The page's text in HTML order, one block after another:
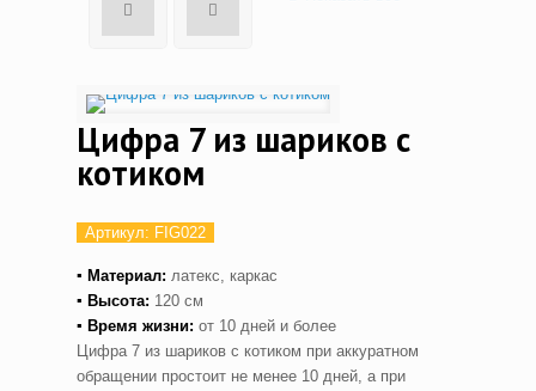
Цифра 7 из шариков с
котиком
Артикул: FIG022
▪ Материал: латекс, каркас
▪ Высота: 120 см
▪ Время жизни: от 10 дней и более
Цифра 7 из шариков с котиком при аккуратном
обращении простоит не менее 10 дней, а при